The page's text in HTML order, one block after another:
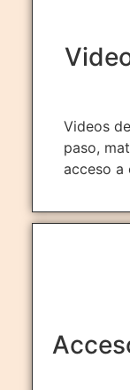
Videos
paso,
acceso a